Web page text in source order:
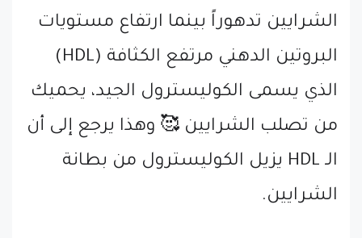
الشرايين تدهوراً بينما ارتفاع مستويات
البروتين الدهني مرتفع الكثافة (HDL)
الذي يسمى الكوليسترول الجيد، يحميك
من تصلب الشرايين 🥰 وهذا يرجع إلى أن
الـ HDL يزيل الكوليسترول من بطانة
الشرايين.